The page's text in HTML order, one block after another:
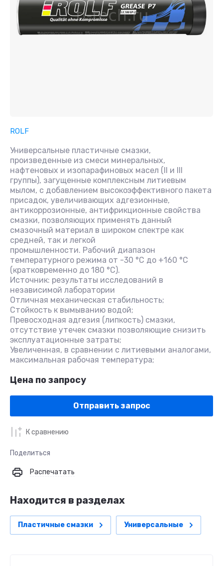
ROLF
Универсальные пластичные смазки,
произведенные из смеси минеральных,
нафтеновых и изопарафиновых масел (II и III
группы), загущенные комплексным литиевым
мылом, с добавлением высокоэффективного пакета
присадок, увеличивающих адгезионные,
антикоррозионные, антифрикционные свойства
смазки, позволяющих применять данный
смазочный материал в широком спектре как
средней, так и легкой
промышленности. Рабочий диапазон
температурного режима от -30 °С до +160 °С
(кратковременно до 180 °С).
Источник: результаты исследований в
независимой лаборатории
Отличная механическая стабильность;
Стойкость к вымыванию водой;
Превосходная адгезия (липкость) смазки,
отсутствие утечек смазки позволяющие снизить
эксплуатационные затраты;
Увеличенная, в сравнении с литиевыми аналогами,
максимальная рабочая температура;
Цена по запросу
Отправить запрос
К сравнению
Поделиться
Распечатать
Находится в разделах
Пластичные смазки Универсальные